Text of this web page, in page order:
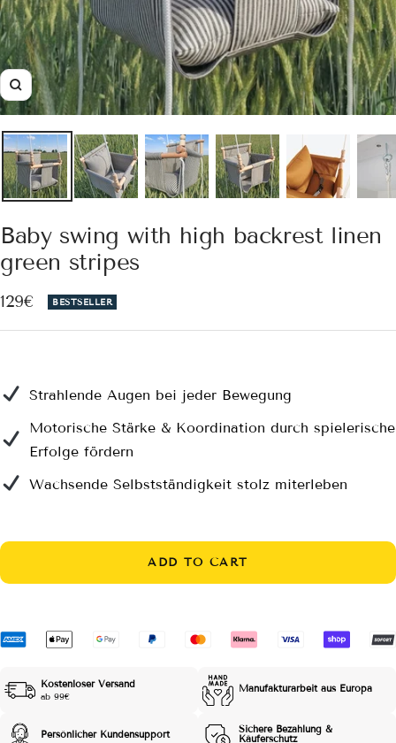
Zoom
Baby swing with high backrest linen
green stripes
Sale
price
129€ BESTSELLER
Strahlende Augen bei jeder Bewegung
Motorische Stärke & Koordination durch spielerische
Erfolge fördern
Wachsende Selbstständigkeit stolz miterleben
ADD TO CART
Kostenloser Versand
ab 99€
Manufakturarbeit aus Europa
Persönlicher Kundensupport Sichere Bezahlung &
Käuferschutz